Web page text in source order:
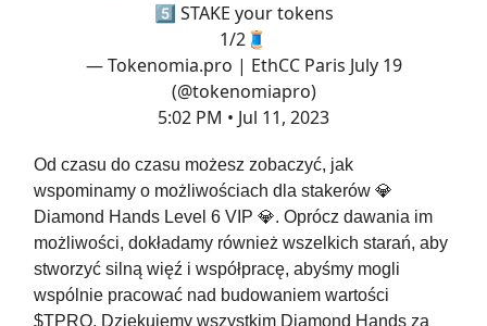
5️⃣ STAKE your tokens
1/2🧵
— Tokenomia.pro | EthCC Paris July 19
(@tokenomiapro)
5:02 PM • Jul 11, 2023
Od czasu do czasu możesz zobaczyć, jak
wspominamy o możliwościach dla stakerów 💎
Diamond Hands Level 6 VIP 💎. Oprócz dawania im
możliwości, dokładamy również wszelkich starań, aby
stworzyć silną więź i współpracę, abyśmy mogli
wspólnie pracować nad budowaniem wartości
$TPRO. Dziękujemy wszystkim Diamond Hands za